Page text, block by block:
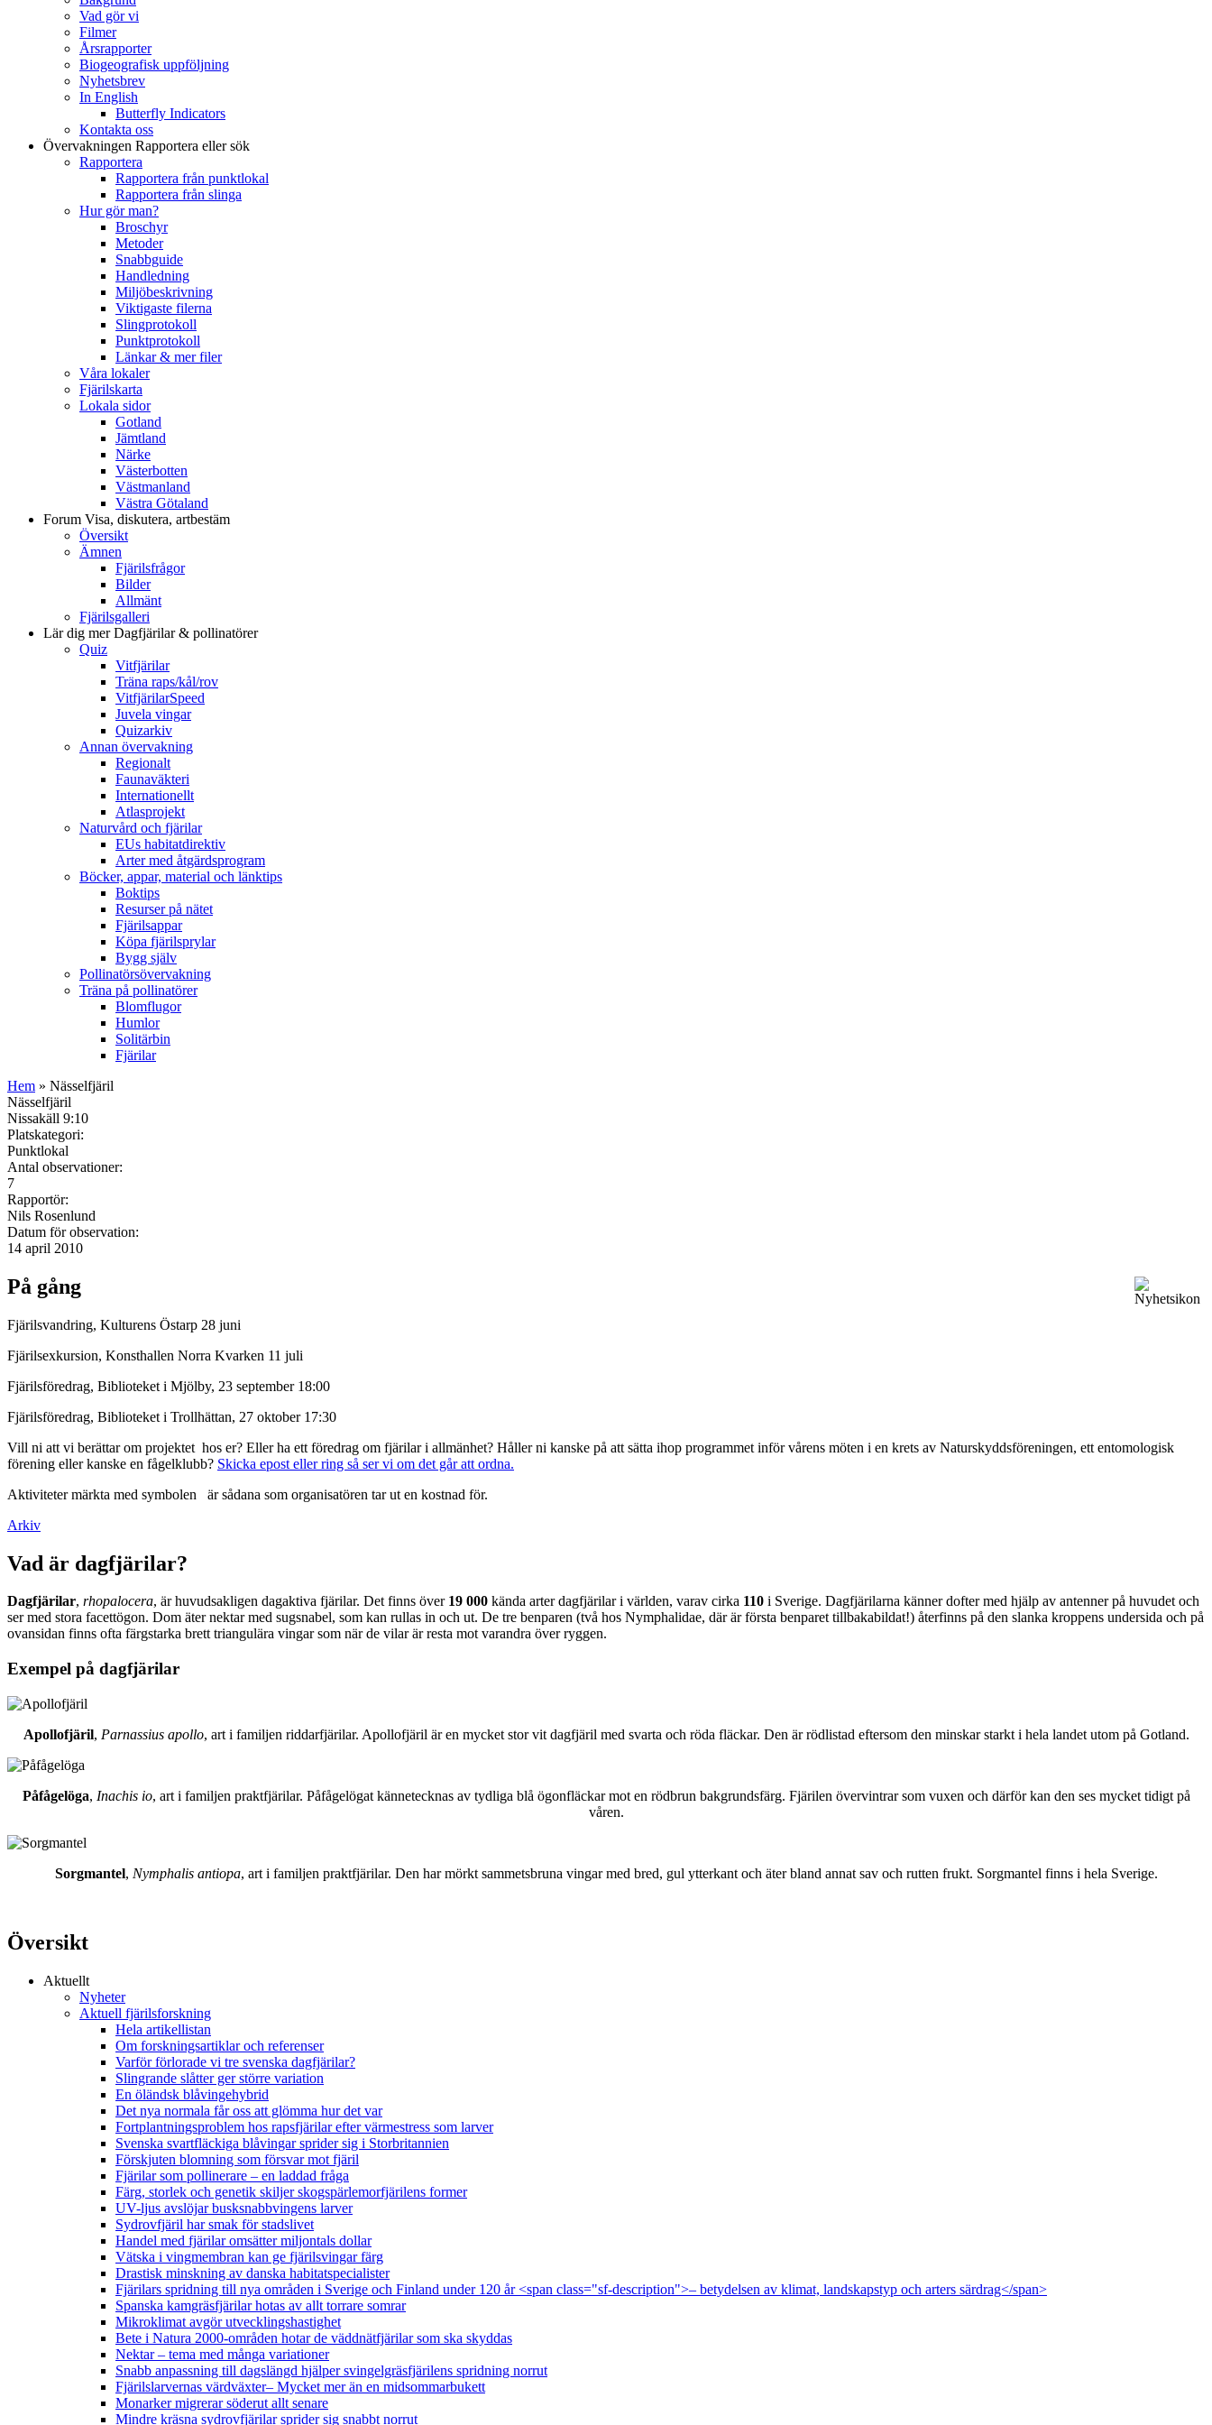
Vad gör vi
Filmer
Årsrapporter
Biogeografisk uppföljning
Nyhetsbrev
In English
Butterfly Indicators
Kontakta oss
Övervakningen Rapportera eller sök
Rapportera
Rapportera från punktlokal
Rapportera från slinga
Hur gör man?
Broschyr
Metoder
Snabbguide
Handledning
Miljöbeskrivning
Viktigaste filerna
Slingprotokoll
Punktprotokoll
Länkar & mer filer
Våra lokaler
Fjärilskarta
Lokala sidor
Gotland
Jämtland
Närke
Västerbotten
Västmanland
Västra Götaland
Forum Visa, diskutera, artbestäm
Översikt
Ämnen
Fjärilsfrågor
Bilder
Allmänt
Fjärilsgalleri
Lär dig merDagfjärilar & pollinatörer
Quiz
Vitfjärilar
Träna raps/kål/rov
VitfjärilarSpeed
Juvela vingar
Quizarkiv
Annan övervakning
Regionalt
Faunaväkteri
Internationellt
Atlasprojekt
Naturvård och fjärilar
EUs habitatdirektiv
Arter med åtgärdsprogram
Böcker, appar, material och länktips
Boktips
Resurser på nätet
Fjärilsappar
Köpa fjärilsprylar
Bygg själv
Pollinatörsövervakning
Träna på pollinatörer
Blomflugor
Humlor
Solitärbin
Fjärilar
Hem » Nässelfjäril
Nässelfjäril
Nissakäll 9:10
Platskategori:
Punktlokal
Antal observationer:
7
Rapportör:
Nils Rosenlund
Datum för observation:
14 april 2010
På gång
Fjärilsvandring, Kulturens Östarp 28 juni
Fjärilsexkursion, Konsthallen Norra Kvarken 11 juli
Fjärilsföredrag, Biblioteket i Mjölby, 23 september 18:00
Fjärilsföredrag, Biblioteket i Trollhättan, 27 oktober 17:30
Vill ni att vi berättar om projektet hos er? Eller ha ett föredrag om fjärilar i allmänhet? Håller ni kanske på att sätta ihop programmet inför vårens möten i en krets av Naturskyddsföreningen, ett entomologisk
förening eller kanske en fågelklubb? Skicka epost eller ring så ser vi om det går att ordna.
Aktiviteter märkta med symbolen
är sådana som organisatören tar ut en kostnad för.
Arkiv
Vad är dagfjärilar?
Dagfjärilar, rhopalocera, är huvudsakligen dagaktiva fjärilar. Det finns över 19 000 kända arter dagfjärilar i världen, varav cirka 110 i Sverige. Dagfjärilarna känner dofter med hjälp av antenner på huvudet och
ser med stora facettögon. Dom äter nektar med sugsnabel, som kan rullas in och ut. De tre benparen (två hos Nymphalidae, där är första benparet tillbakabildat!) återfinns på den slanka kroppens undersida och på
ovansidan finns ofta färgstarka brett triangulära vingar som när de vilar är resta mot varandra över ryggen.
Exempel på dagfjärilar
Apollofjäril, Parnassius apollo, art i familjen riddarfjärilar. Apollofjäril är en mycket stor vit dagfjäril med svarta och röda fläckar. Den är rödlistad eftersom den minskar starkt i hela landet utom på Gotland.
Påfågelöga, Inachis io, art i familjen praktfjärilar. Påfågelögat kännetecknas av tydliga blå ögonfläckar mot en rödbrun bakgrundsfärg. Fjärilen övervintrar som vuxen och därför kan den ses mycket tidigt på
våren.
Sorgmantel, Nymphalis antiopa, art i familjen praktfjärilar. Den har mörkt sammetsbruna vingar med bred, gul ytterkant och äter bland annat sav och rutten frukt. Sorgmantel finns i hela Sverige.
Översikt
Aktuellt
Nyheter
Aktuell fjärilsforskning
Hela artikellistan
Om forskningsartiklar och referenser
Varför förlorade vi tre svenska dagfjärilar?
Slingrande slåtter ger större variation
En öländsk blåvingehybrid
Det nya normala får oss att glömma hur det var
Fortplantningsproblem hos rapsfjärilar efter värmestress som larver
Svenska svartfläckiga blåvingar sprider sig i Storbritannien
Förskjuten blomning som försvar mot fjäril
Fjärilar som pollinerare – en laddad fråga
Färg, storlek och genetik skiljer skogspärlemorfjärilens former
UV-ljus avslöjar busksnabbvingens larver
Sydrovfjäril har smak för stadslivet
Handel med fjärilar omsätter miljontals dollar
Vätska i vingmembran kan ge fjärilsvingar färg
Drastisk minskning av danska habitatspecialister
Fjärilars spridning till nya områden i Sverige och Finland under 120 år <span class="sf-description">– betydelsen av klimat, landskapstyp och arters särdrag</span>
Spanska kamgräsfjärilar hotas av allt torrare somrar
Mikroklimat avgör utvecklingshastighet
Bete i Natura 2000-områden hotar de väddnätfjärilar som ska skyddas
Nektar – tema med många variationer
Snabb anpassning till dagslängd hjälper svingelgräsfjärilens spridning norrut
Fjärilslarvernas värdväxter– Mycket mer än en midsommarbukett
Monarker migrerar söderut allt senare
Mindre kräsna sydrovfjärilar sprider sig snabbt norrut